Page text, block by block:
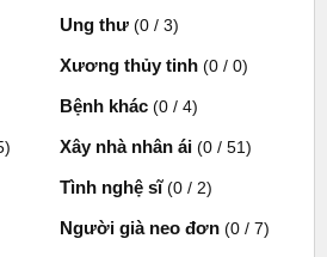
Ung thư (0 / 3)
Xương thủy tinh (0 / 0)
Bệnh khác (0 / 4)
Xây nhà nhân ái (0 / 51)
Tình nghệ sĩ (0 / 2)
Người già neo đơn (0 / 7)